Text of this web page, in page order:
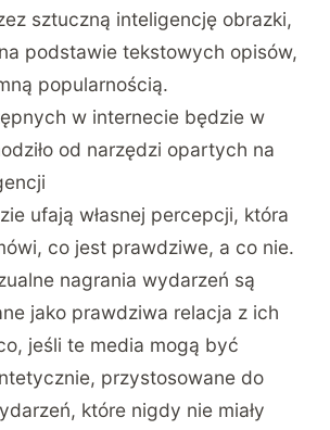
sztuczną inteligencję obrazki,
podstawie tekstowych opisów,
popularnością.
w internecie będzie w
od narzędzi opartych na
ufają własnej percepcji, która
co jest prawdziwe, a co nie.
nagrania wydarzeń są
jako prawdziwa relacja z ich
jeśli te media mogą być
przystosowane do
które nigdy nie miały